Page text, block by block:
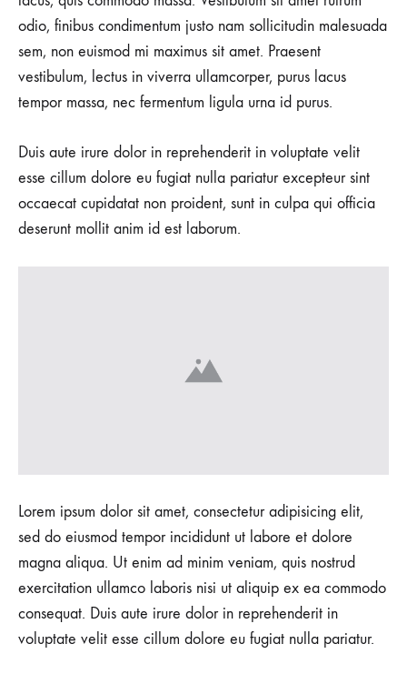
odio, finibus condimentum justo nam sollicitudin malesuada
sem, non euismod mi maximus sit amet. Praesent
vestibulum, lectus in viverra ullamcorper, purus lacus
tempor massa, nec fermentum ligula urna id purus.
Duis aute irure dolor in reprehenderit in voluptate velit
esse cillum dolore eu fugiat nulla pariatur excepteur sint
occaecat cupidatat non proident, sunt in culpa qui officia
deserunt mollit anim id est laborum.
Lorem ipsum dolor sit amet, consectetur adipisicing elit,
sed do eiusmod tempor incididunt ut labore et dolore
magna aliqua. Ut enim ad minim veniam, quis nostrud
exercitation ullamco laboris nisi ut aliquip ex ea commodo
consequat. Duis aute irure dolor in reprehenderit in
voluptate velit esse cillum dolore eu fugiat nulla pariatur.